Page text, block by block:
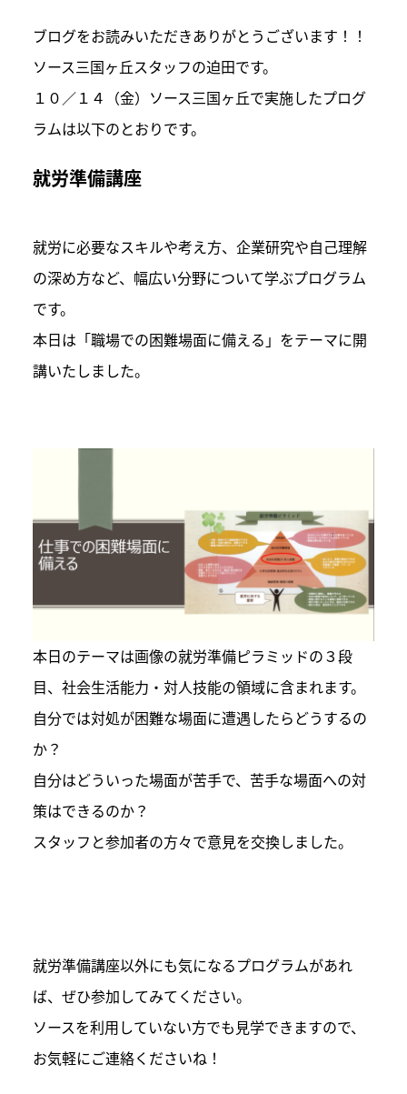
ブログをお読みいただきありがとうございます！！
ソース三国ヶ丘スタッフの迫田です。
１０／１４（金）ソース三国ヶ丘で実施したプログ
ラムは以下のとおりです。
就労準備講座
就労に必要なスキルや考え方、企業研究や自己理解
の深め方など、幅広い分野について学ぶプログラム
です。
本日は「職場での困難場面に備える」をテーマに開
講いたしました。
本日のテーマは画像の就労準備ピラミッドの３段
目、社会生活能力・対人技能の領域に含まれます。
自分では対処が困難な場面に遭遇したらどうするの
か？
自分はどういった場面が苦手で、苦手な場面への対
策はできるのか？
スタッフと参加者の方々で意見を交換しました。
就労準備講座以外にも気になるプログラムがあれ
ば、ぜひ参加してみてください。
ソースを利用していない方でも見学できますので、
お気軽にご連絡くださいね！